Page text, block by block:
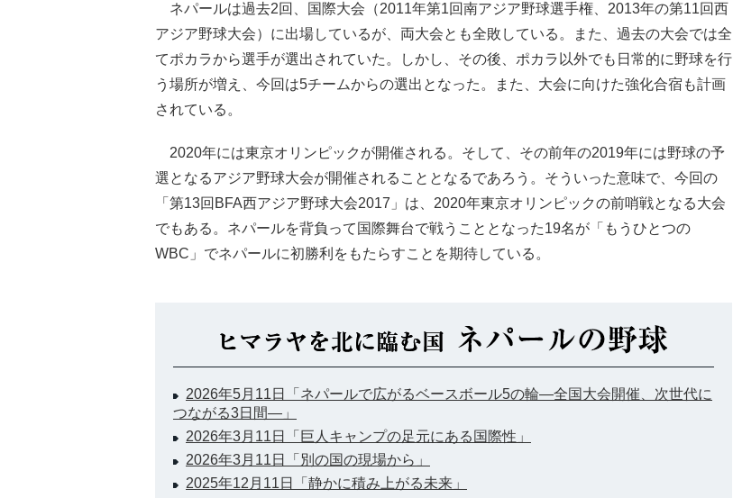
ネパールは過去2回、国際大会（2011年第1回南アジア野球選手権、2013年の第11回西
アジア野球大会）に出場しているが、両大会とも全敗している。また、過去の大会では全
てポカラから選手が選出されていた。しかし、その後、ポカラ以外でも日常的に野球を行
う場所が増え、今回は5チームからの選出となった。また、大会に向けた強化合宿も計画
されている。
2020年には東京オリンピックが開催される。そして、その前年の2019年には野球の予
選となるアジア野球大会が開催されることとなるであろう。そういった意味で、今回の
「第13回BFA西アジア野球大会2017」は、2020年東京オリンピックの前哨戦となる大会
でもある。ネパールを背負って国際舞台で戦うこととなった19名が「もうひとつの
WBC」でネパールに初勝利をもたらすことを期待している。
2026年5月11日「ネパールで広がるベースボール5の輪―全国大会開催、次世代に
つながる3日間―」
2026年3月11日「巨人キャンプの足元にある国際性」
2026年3月11日「別の国の現場から」
2025年12月11日「静かに積み上がる未来」